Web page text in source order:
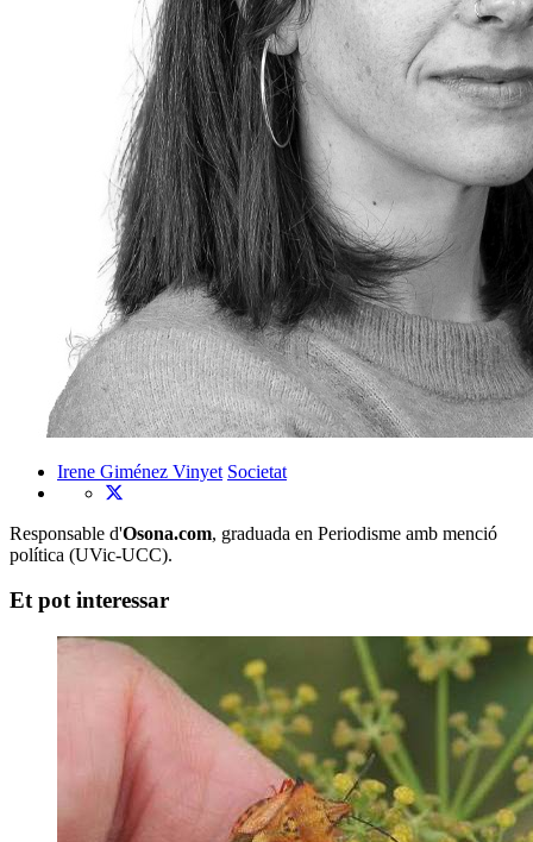
Irene Giménez Vinyet Societat
Responsable d'Osona.com, graduada en Periodisme amb menció
política (UVic-UCC).
Et pot interessar